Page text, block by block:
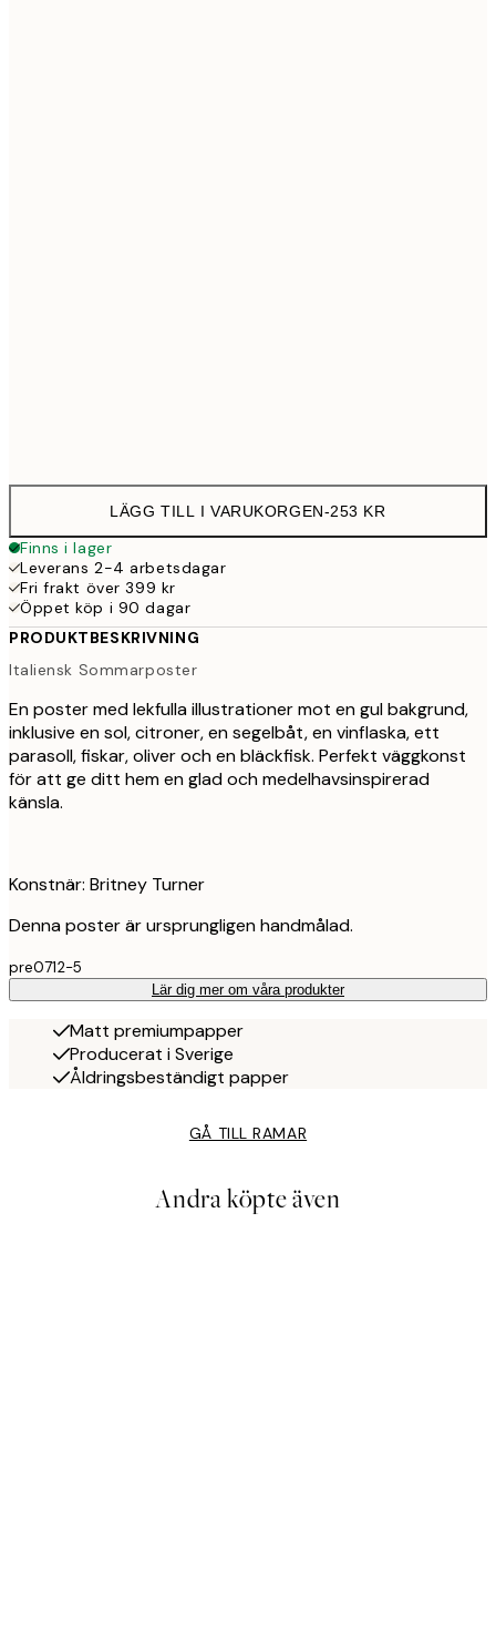
LÄGG TILL I VARUKORGEN-253 KR
Finns i lager
Leverans 2-4 arbetsdagar
Fri frakt över 399 kr
Öppet köp i 90 dagar
PRODUKTBESKRIVNING
Italiensk Sommarposter
En poster med lekfulla illustrationer mot en gul bakgrund,
inklusive en sol, citroner, en segelbåt, en vinflaska, ett
parasoll, fiskar, oliver och en bläckfisk. Perfekt väggkonst
för att ge ditt hem en glad och medelhavsinspirerad
känsla.
Konstnär: Britney Turner
Denna poster är ursprungligen handmålad.
pre0712-5
Lär dig mer om våra produkter
Matt premiumpapper
Producerat i Sverige
Åldringsbeständigt papper
GÅ TILL RAMAR
Andra köpte även